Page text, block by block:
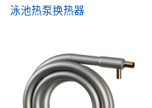
泳池热泵换热器